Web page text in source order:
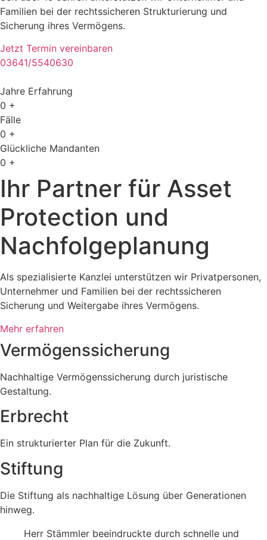
Familien bei der rechtssicheren Strukturierung und
Sicherung ihres Vermögens.
Jetzt Termin vereinbaren
03641/5540630
Jahre Erfahrung
0 +
Fälle
0 +
Glückliche Mandanten
0 +
Ihr Partner für Asset
Protection und
Nachfolgeplanung
Als spezialisierte Kanzlei unterstützen wir Privatpersonen,
Unternehmer und Familien bei der rechtssicheren
Sicherung und Weitergabe ihres Vermögens.
Mehr erfahren
Vermögenssicherung
Nachhaltige Vermögenssicherung durch juristische
Gestaltung.
Erbrecht
Ein strukturierter Plan für die Zukunft.
Stiftung
Die Stiftung als nachhaltige Lösung über Generationen
hinweg.
Herr Stämmler beeindruckte durch schnelle und